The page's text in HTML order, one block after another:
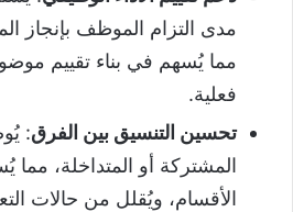
مدى التزام الموظف بإنجاز
مما يُسهم في بناء تقييم
فعلية.
تحسين التنسيق بين الفرق:
المشتركة أو المتداخلة، مما
الأقسام، ويُقلل من حالات